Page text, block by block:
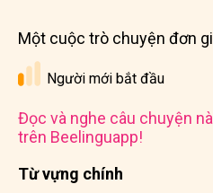
Từ vựng chính
Một cuộc trò chuyện đơn
Người mới bắt đầu
Đọc và nghe câu chuyện
trên Beelinguapp!